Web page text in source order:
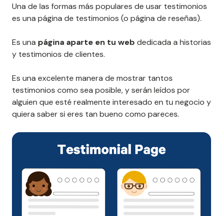
Una de las formas más populares de usar testimonios
es una página de testimonios (o página de reseñas).
Es una página aparte en tu web dedicada a historias
y testimonios de clientes.
Es una excelente manera de mostrar tantos
testimonios como sea posible, y serán leídos por
alguien que esté realmente interesado en tu negocio y
quiera saber si eres tan bueno como pareces.